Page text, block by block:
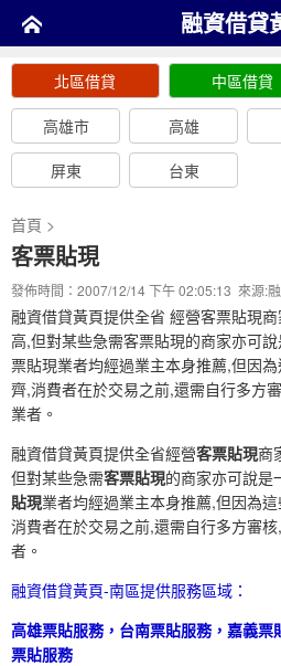
融資借貸
北區借貸 中區借貸
高雄市 高雄
屏東
台東
首頁 >
客票貼現
發佈時間：2007/12/14 下午 02:05:13 來源:
融資借貸黃頁提供全省 經營客票貼現
高,但對某些急需客票貼現的商家亦可
票貼現業者均經過業主本身推薦,但因
齊,消費者在於交易之前,還需自行多方
業者。
融資借貸黃頁提供全省經營客票貼現商
但對某些急需客票貼現的商家亦可說是
貼現業者均經過業主本身推薦,但因為
消費者在於交易之前,還需自行多方審
者。
融資借貸黃頁-南區提供服務區域：
高雄票貼服務，台南票貼服務，嘉義
票貼服務